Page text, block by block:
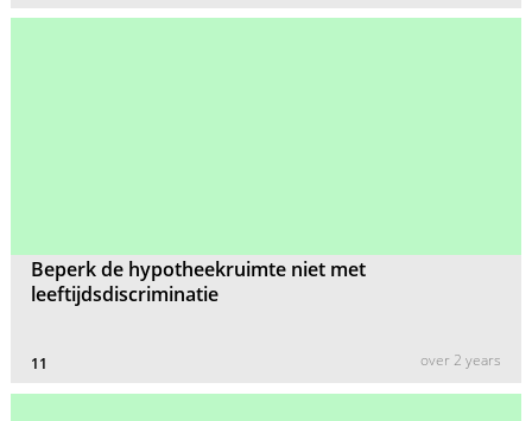
Beperk de hypotheekruimte niet met
leeftijdsdiscriminatie
11 over 2 years